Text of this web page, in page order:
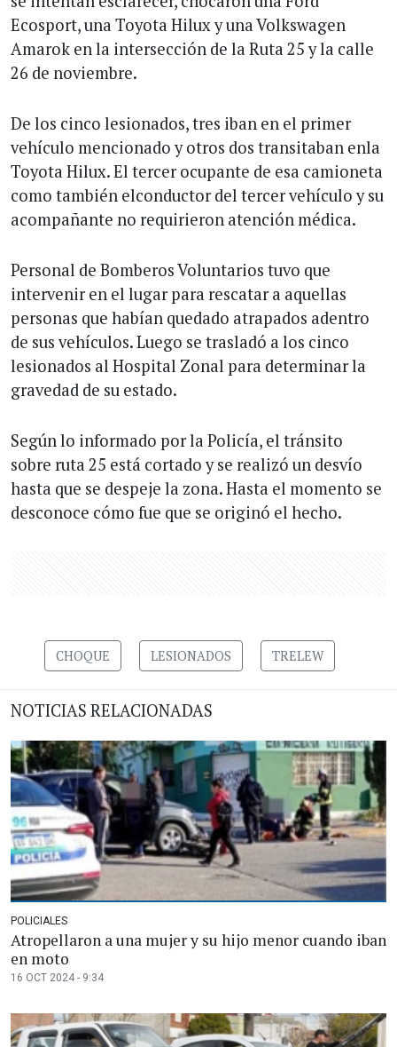
Ecosport, una Toyota Hilux y una Volkswagen
Amarok en la intersección de la Ruta 25 y la calle
26 de noviembre.
De los cinco lesionados, tres iban en el primer
vehículo mencionado y otros dos transitaban enla
Toyota Hilux. El tercer ocupante de esa camioneta
como también elconductor del tercer vehículo y su
acompañante no requirieron atención médica.
Personal de Bomberos Voluntarios tuvo que
intervenir en el lugar para rescatar a aquellas
personas que habían quedado atrapados adentro
de sus vehículos. Luego se trasladó a los cinco
lesionados al Hospital Zonal para determinar la
gravedad de su estado.
Según lo informado por la Policía, el tránsito
sobre ruta 25 está cortado y se realizó un desvío
hasta que se despeje la zona. Hasta el momento se
desconoce cómo fue que se originó el hecho.
CHOQUE LESIONADOS TRELEW
NOTICIAS RELACIONADAS
POLICIALES
Atropellaron a una mujer y su hijo menor cuando iban
en moto
16 OCT 2024 - 9:34